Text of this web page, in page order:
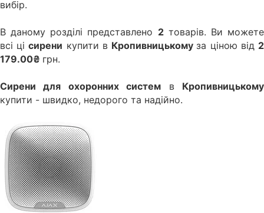
вибір.
В даному розділі представлено 2товарів. Ви можете
всі цісирени купити в Кропивницькомуза ціною від 2
179.00₴ грн.
Сирени для охоронних систем в Кропивницькому
купити - швидко, недорого та надійно.